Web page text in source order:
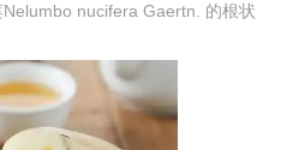
nucifera Gaertn. 的根状